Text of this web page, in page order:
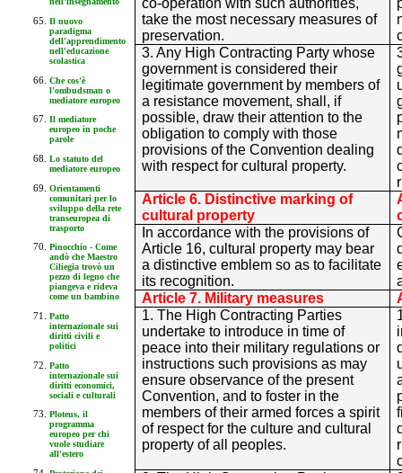
Il nuovo
paradigma
dell'apprendimento
nell'educazione
scolastica
Che cos'è
l'ombudsman o
mediatore europeo
Il mediatore
europeo in poche
parole
Lo statuto del
mediatore europeo
Orientamenti
comunitari per lo
sviluppo della rete
transeuropea di
trasporto
Pinocchio - Come
andò che Maestro
Ciliegia trovò un
pezzo di legno che
piangeva e rideva
come un bambino
Patto
internazionale sui
diritti civili e
politici
Patto
internazionale sui
diritti economici,
sociali e culturali
Ploteus, il
programma
europeo per chi
vuole studiare
all'estero
co-operation with such authorities,
take the most necessary measures of
preservation.
3. Any High Contracting Party whose
government is considered their
legitimate government by members of
a resistance movement, shall, if
possible, draw their attention to the
obligation to comply with those
provisions of the Convention dealing
with respect for cultural property.
Article 6. Distinctive marking of
cultural property
In accordance with the provisions of
Article 16, cultural property may bear
a distinctive emblem so as to facilitate
its recognition.
Article 7. Military measures
1. The High Contracting Parties
undertake to introduce in time of
peace into their military regulations or
instructions such provisions as may
ensure observance of the present
Convention, and to foster in the
members of their armed forces a spirit
of respect for the culture and cultural
property of all peoples.